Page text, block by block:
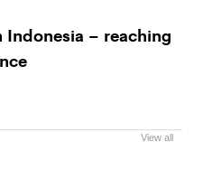
– reaching
View all